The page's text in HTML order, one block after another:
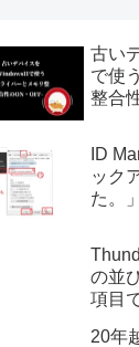
古い
で使
整合
ID
ック
た。
の並
項目
20年